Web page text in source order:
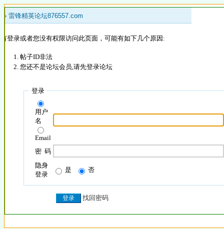
» 雷锋精英论坛876557.com
登录或者您没有权限访问此页面，可能有如下几个原因:
帖子ID非法
您还不是论坛会员,请先登录论坛
登录
用户
名
Email
密 码
隐身
登录
是 否
找回密码